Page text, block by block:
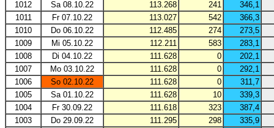
1012
Sa 08.10.22 113.268 241
346,1
1011
Fr 07.10.22 113.027 542
366,3
1010
Do 06.10.22 112.485 274
273,5
1009
Mi 05.10.22 112.211 583
283,1
1008
Di 04.10.22 111.628 0
202,1
1007
Mo 03.10.22 111.628 0
292,1
1006
So 02.10.22 111.628 0
311,7
1005
Sa 01.10.22 111.628 10
339,3
1004
Fr 30.09.22 111.618 323
387,4
1003
Do 29.09.22 111.295 298
335,9